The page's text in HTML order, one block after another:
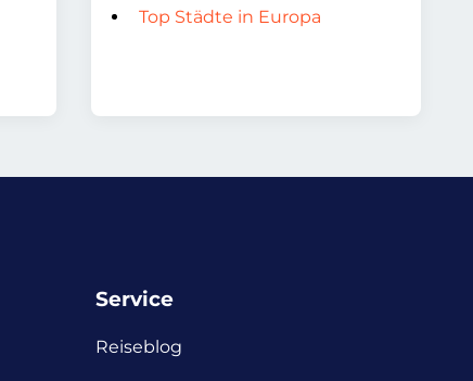
Top Städte in Europa
Service
Reiseblog